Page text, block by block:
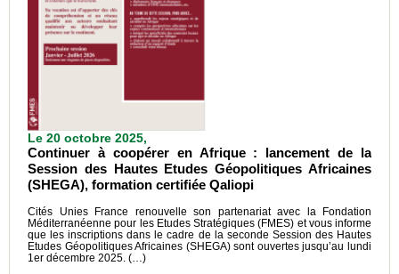
Le 20 octobre 2025,
Continuer à coopérer en Afrique : lancement de la
Session des Hautes Etudes Géopolitiques Africaines
(SHEGA), formation certifiée Qaliopi
Cités Unies France renouvelle son partenariat avec la Fondation
Méditerranéenne pour les Etudes Stratégiques (FMES) et vous informe
que les inscriptions dans le cadre de la seconde Session des Hautes
Etudes Géopolitiques Africaines (SHEGA) sont ouvertes jusqu’au lundi
1er décembre 2025. (…)